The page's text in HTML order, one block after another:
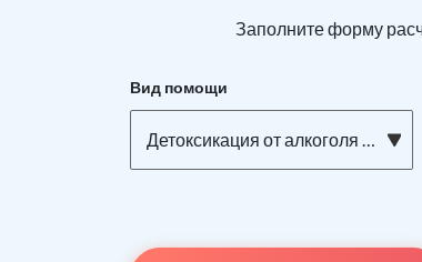
Заполните форму
Вид помощи
Детоксикация от алкоголя на дому